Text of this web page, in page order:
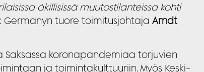
äkillisissä muutostilanteissa kohti
Germanyn tuore toimitusjohtajaArndt
koronapandemiaa torjuvien
ja toimintakulttuuriin. Myös Keski-